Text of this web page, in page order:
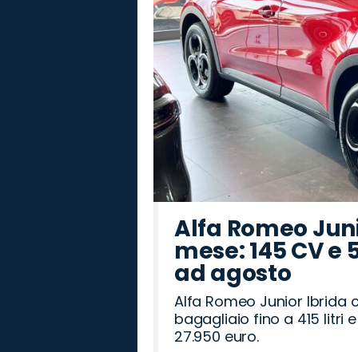
Alfa Romeo
mese: 145 CV
ad agosto
Alfa Romeo Junior Ibrida
bagagliaio fino a 415 litri
27.950 euro.